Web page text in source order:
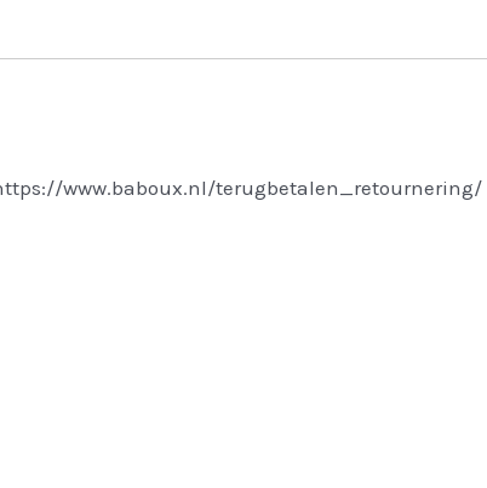
www.baboux.nl/terugbetalen_retournering/